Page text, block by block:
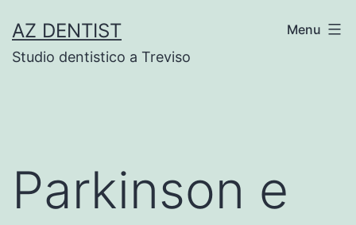
to
content
AZ DENTIST
Studio dentistico a Treviso
Menu
Parkinson e